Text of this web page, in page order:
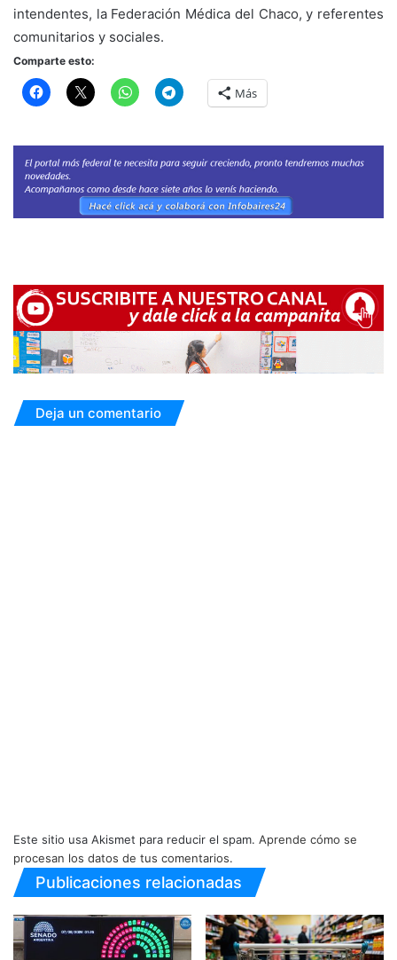
intendentes, la Federación Médica del Chaco, y referentes
comunitarios y sociales.
Comparte esto:
Más
Deja un comentario
Este sitio usa Akismet para reducir el spam. Aprende cómo se
procesan los datos de tus comentarios.
Publicaciones relacionadas